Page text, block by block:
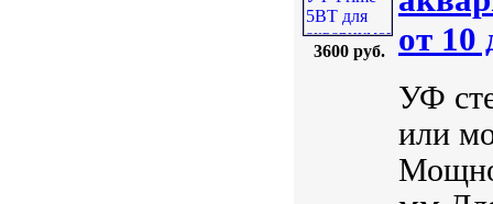
3600 руб.
от 10
УФ
или